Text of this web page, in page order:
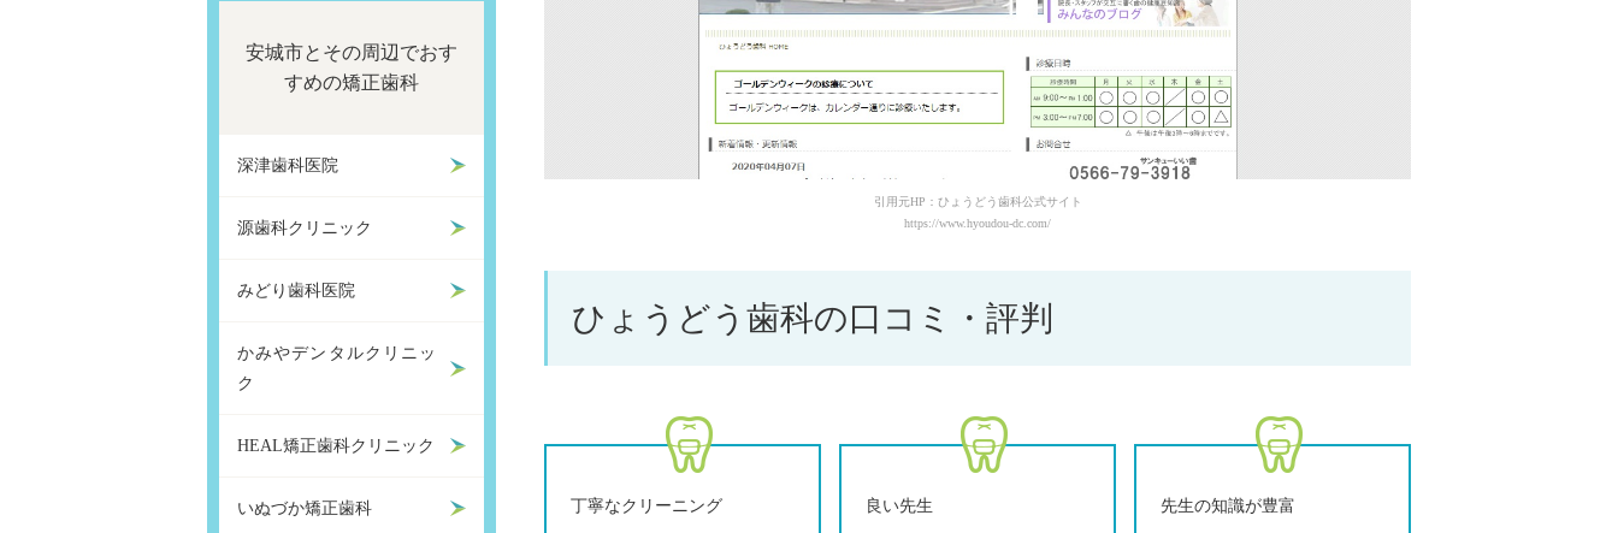
引用元HP：ひょうどう歯科公式サイト
https://www.hyoudou-dc.com/
ひょうどう歯科の口コミ・評判
丁寧なクリーニング 良い先生 先生の知識が豊富
安城市とその周辺でおす
すめの矯正歯科
深津歯科医院
源歯科クリニック
みどり歯科医院
かみやデンタルクリニッ
ク
HEAL矯正歯科クリニック
いぬづか矯正歯科